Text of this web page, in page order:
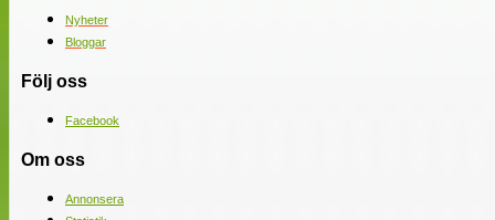
Nyheter
Bloggar
Följ oss
Facebook
Om oss
Annonsera